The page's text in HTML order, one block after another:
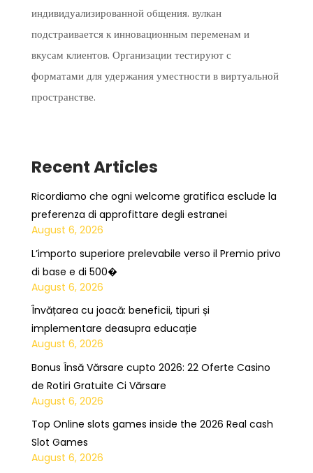
индивидуализированной общения. вулкан
подстраивается к инновационным переменам и
вкусам клиентов. Организации тестируют с
форматами для удержания уместности в виртуальной
пространстве.
Recent Articles
Ricordiamo che ogni welcome gratifica esclude la
preferenza di approfittare degli estranei
August 6, 2026
L’importo superiore prelevabile verso il Premio privo
di base e di 500�
August 6, 2026
Învățarea cu joacă: beneficii, tipuri și
implementare deasupra educație
August 6, 2026
Bonus Însă Vărsare cupto 2026: 22 Oferte Casino
de Rotiri Gratuite Ci Vărsare
August 6, 2026
Top Online slots games inside the 2026 Real cash
Slot Games
August 6, 2026